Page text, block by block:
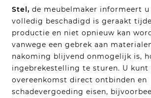
Stel, de meubelmaker informeert u
volledig beschadigd is geraakt
productie en niet opnieuw kan
vanwege een gebrek aan
nakoming blijvend onmogelijk is,
ingebrekestelling te sturen. U kunt
overeenkomst direct ontbinden en
schadevergoeding eisen,